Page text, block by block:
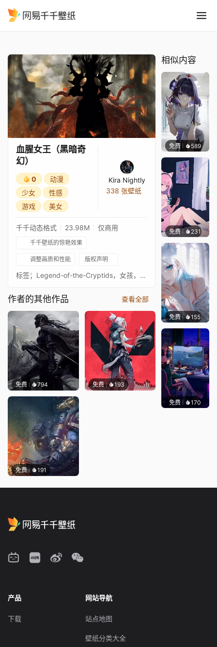
血腥女王（黑暗奇
幻）
0
动漫
少女
性感
游戏
美女
Kira Nightly
338 张壁纸
千千动态格式 23.98M 仅商用
千千壁纸的惊艳效果
调整画质和性能 版权声明
标签；Legend-of-the-Cryptids，女孩，剑，风，火，火花，史诗，战士，魔法师，血，城市assassin's creed valhalla，ac valhalla，assassins creed valhalla，valhalla，assassins creed，assassin's creed，游戏玩法，assassin’s creed valhalla，ubisoft，ac，ps4，维京人，预告片，xbox，eivor，ubisoft游戏，过场动画，xbox onewarcraft，lord of the rings，world of warcraft，wow，варкрафт рефордж，варкрафт，варкрафт 3，варкрафт 3 reforged，奇幻，diablo，demon hunter，diablo 3，d3，指南，blizzard，游戏玩法，dh，diablo iii，pc，reaper of souls，gr，第22赛季，greater rift，猎人，
作者的其他作品 查看全部
免费 794 免费 193
免费 191
相似内容
免费 589渔小小
免费 231好看
免费 155渔小小
免费 170
产品
下载
网站导航
站点地图
壁纸分类大全